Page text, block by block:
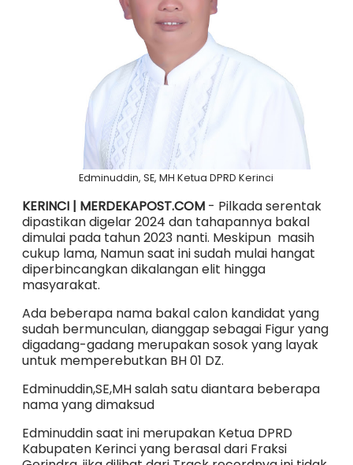
Edminuddin, SE, MH Ketua DPRD Kerinci
KERINCI | MERDEKAPOST.COM- Pilkada serentak
dipastikan digelar 2024 dan tahapannya bakal
dimulai pada tahun 2023 nanti. Meskipun masih
cukup lama, Namun saat ini sudah mulai hangat
diperbincangkan dikalangan elit hingga
masyarakat.
Ada beberapa nama bakal calon kandidat yang
sudah bermunculan, dianggap sebagai Figur yang
digadang-gadang merupakan sosok yang layak
untuk memperebutkan BH 01 DZ.
Edminuddin,SE,MH salah satu diantara beberapa
nama yang dimaksud
Edminuddin saat ini merupakan Ketua DPRD
Kabupaten Kerinci yang berasal dari Fraksi